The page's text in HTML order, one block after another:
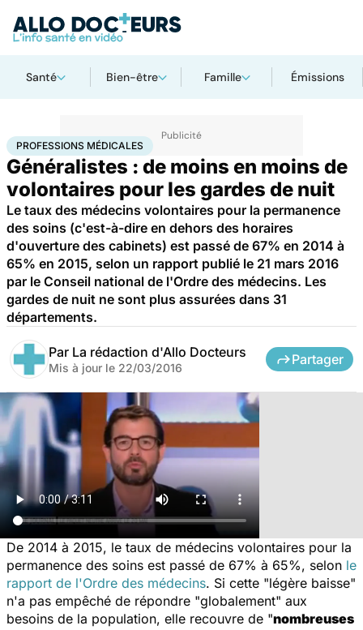
Santé Bien-être Famille Émissions
AccueilSantéProfessions médicales
PROFESSIONS MÉDICALES
Généralistes : de moins en moins de
volontaires pour les gardes de nuit
Le taux des médecins volontaires pour la permanence
des soins (c'est-à-dire en dehors des horaires
d'ouverture des cabinets) est passé de 67% en 2014 à
65% en 2015, selon un rapport publié le 21 mars 2016
par le Conseil national de l'Ordre des médecins. Les
gardes de nuit ne sont plus assurées dans 31
départements.
Par La rédaction d'Allo Docteurs
Mis à jour le 22/03/2016
Partager
De 2014 à 2015, le taux de médecins volontaires pour la
permanence des soins est passé de 67% à 65%, selon le
rapport de l'Ordre des médecins. Si cette "légère baisse"
n'a pas empêché de répondre "globalement" aux
besoins de la population, elle recouvre de "nombreuses